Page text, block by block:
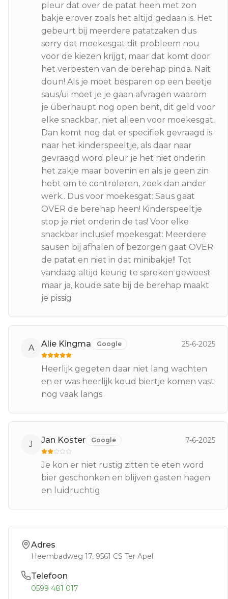
pleur dat over de patat heen met zon
bakje erover zoals het altijd gedaan is. Het
gebeurt bij meerdere patatzaken dus
sorry dat moekesgat dit probleem nou
voor de kiezen krijgt, maar dat komt door
het verpesten van de berehap pinda. Nait
doun! Als je moet besparen op een beetje
saus/ui moet je je gaan afvragen waarom
je überhaupt nog open bent, dit geld voor
elke snackbar, niet alleen voor moekesgat.
Dan komt nog dat er specifiek gevraagd is
naar het kinderspeeltje, als daar naar
gevraagd word pleur je het niet onderin
het zakje maar bovenin en als je geen zin
hebt om te controleren, zoek dan ander
werk.. Dus voor moekesgat: Saus gaat
OVER de berehap heen! Kinderspeeltje
stop je niet onderin de tas! Voor elke
snackbar inclusief moekesgat: Meerdere
sausen bij afhalen of bezorgen gaat OVER
de patat en niet in dat minibakje!! Tot
vandaag altijd keurig te spreken geweest
maar ja, koude sate bij de berehap maakt
je pissig
A Alie Kingma Google 25-6-2025
Heerlijk gegeten daar niet lang wachten
en er was heerlijk koud biertje komen vast
nog vaak langs
J Jan Koster Google 7-6-2025
Je kon er niet rustig zitten te eten word
bier geschonken en blijven gasten hagen
en luidruchtig
Adres
Heembadweg 17, 9561 CS Ter Apel
Telefoon
0599 481 017